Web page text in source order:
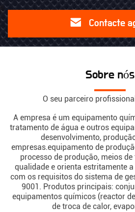
Contacte
Sobre nós
O seu parceiro
A empresa é um equipamento
tratamento de água e outros
desenvolvimento,
empresas.equipamento de
processo de produção, meios
qualidade e orienta estritamente
com os requisitos do sistema de
9001. Produtos principais:
equipamentos químicos (reactor
de troca de calor,